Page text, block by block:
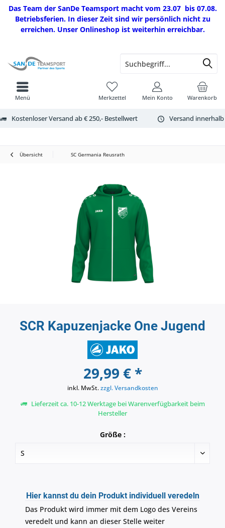
Das Team der SanDe Teamsport macht vom 23.07 bis 07.08.
Betriebsferien. In dieser Zeit sind wir persönlich nicht zu
erreichen. Unser Onlineshop ist weiterhin erreichbar.
Kostenloser Versand ab € 250,- Bestellwert Versand
Warenkorb
Merkzettel Mein Konto
Menü
Übersicht SC Germania Reusrath
SCR Kapuzenjacke One Jugend
29,99 € *
inkl. MwSt.zzgl. Versandkosten
Lieferzeit ca. 10-12 Werktage bei Warenverfügbarkeit beim
Hersteller
Größe :
Hier kannst du dein Produkt individuell veredeln
Das Produkt wird immer mit dem Logo des Vereins
veredelt und kann an dieser Stelle weiter